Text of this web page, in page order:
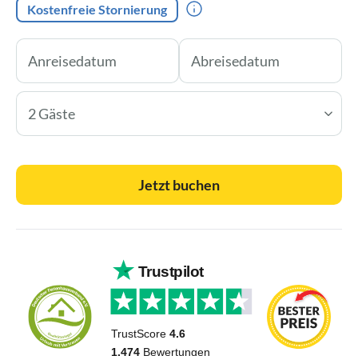
Kostenfreie Stornierung
2 Gäste
Jetzt buchen